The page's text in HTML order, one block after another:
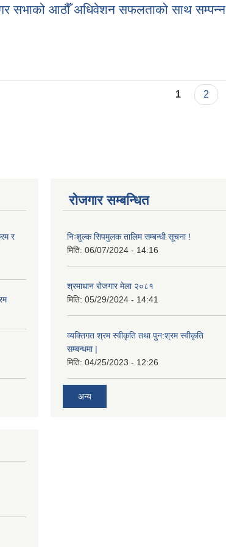
सभाको आठौँ अधिवेशन सफलताको साथ सम्पन्न
1 2
र
रोजगार सम्बन्धित
निःशुल्क सिपमुलक तालिम सम्बन्धी सूचना !
मिति: 06/07/2024 - 14:16
श्रमाधान रोजगार मेला २०८१
मिति: 05/29/2024 - 14:41
व्यक्तिगत श्रम स्वीकृति तथा पुन:श्रम स्वीकृति
सम्बन्धमा |
मिति: 04/25/2023 - 12:26
अन्य